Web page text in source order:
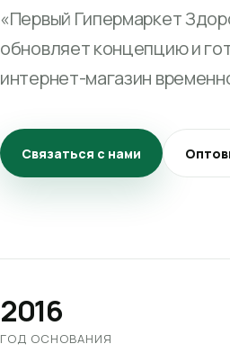
«Первый Гипермаркет
обновляет концепцию и
интернет-магазин
Связаться с нами
2016
ГОД ОСНОВАНИЯ